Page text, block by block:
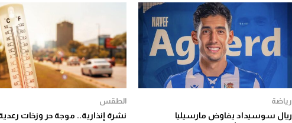
رياضة
ريال سوسيداد يفاوض مارسيليا
الطقس
نشرة إنذارية.. موجة حر وزخات